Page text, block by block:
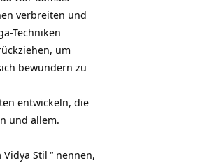
verbreiten und
Techniken
um
bewundern zu
entwickeln, die
und allem.
Vidya Stil“ nennen,